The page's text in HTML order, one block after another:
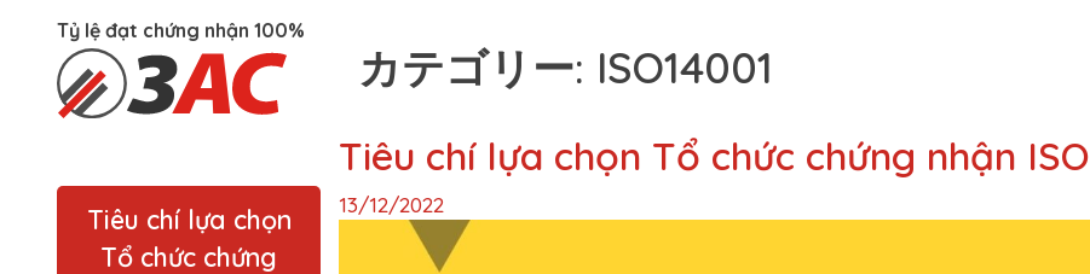
content
Tỷ lệ đạt chứng nhận 100%
Tiêu chí lựa chọn
Tổ chức chứng
カテゴリー: ISO14001
Tiêu chí lựa chọn Tổ chức chứng nhận ISO
13/12/2022